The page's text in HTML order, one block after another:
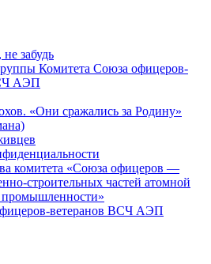
забудь
Комитета Союза офицеров-
АЭП
«Они сражались за Родину»
комитета «Союза офицеров —
строительных частей атомной
промышленности»
ветеранов ВСЧ АЭП